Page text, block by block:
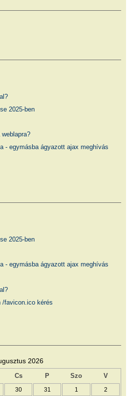
2025-ben
- egymásba ágyazott ajax meghívás
2025-ben
- egymásba ágyazott ajax meghívás
/favicon.ico kérés
2026
Cs P Szo V
30 31 1 2